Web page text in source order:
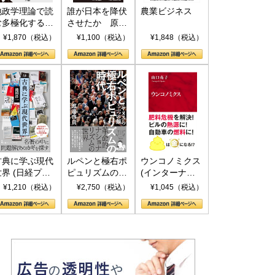
政学理論で読
多極化する世
トランプと
¥1,870（税込）
誰が日本を降伏
させたか 原爆
投下、ソ連参
(PHP新書)
¥1,100（税込）
農業ビジネス
¥1,848（税込）
典に学ぶ現代
界 (日経プレ
アシリーズ)
¥1,210（税込）
ルペンと極右ポ
ピュリズムの時
代：〈ヤヌス〉
¥2,750（税込）
ウンコノミクス
(インターナシ
ョナル新書)
¥1,045（税込）